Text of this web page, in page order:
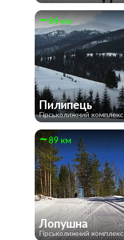
84 км
Пилипець
Гірськолижний комплекс
89 км
Лопушна
Гірськолижний комплекс